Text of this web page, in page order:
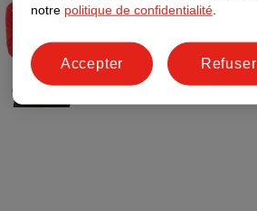
notre politique de confidentialité
Refuser
Accepter